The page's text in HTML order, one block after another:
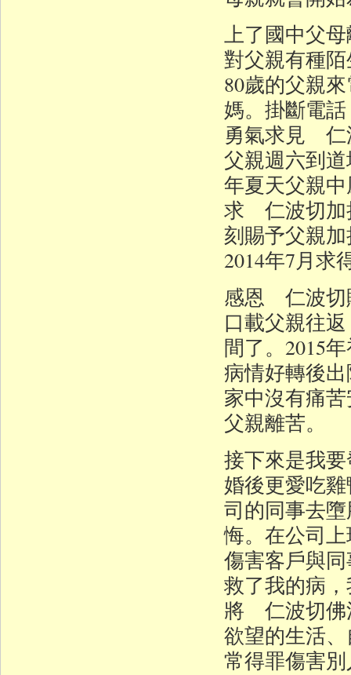
上了國中父
對父親有種
80歲的父親
媽。掛斷電
勇氣求見 仁
父親週六到
年夏天父親
求 仁波切加
刻賜予父親
2014年7月求
感恩 仁波切
口載父親往
間了。2015
病情好轉後
家中沒有痛
父親離苦。
接下來是我
婚後更愛吃
司的同事去
悔。在公司
傷害客戶與
救了我的病
將 仁波切佛
欲望的生活
常得罪傷害